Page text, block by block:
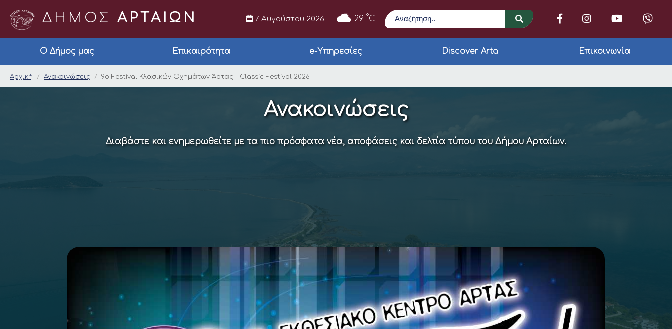
ΔΗΜΟΣ ΑΡΤΑΙΩΝ 7 Αυγούστου 2026 29 °C
Αναζήτηση
Ο Δήμος μας Επικαιρότητα e-Υπηρεσίες Discover Arta Επικοινωνία
9ο Festival Κλασικών Οχημάτων Άρτας – Classic Festival 2026
Αρχική Ανακοινώσεις 9ο Festival Κλασικών Οχημάτων Άρτας – Classic Festival 2026
Ανακοινώσεις
Διαβάστε και ενημερωθείτε με τα πιο πρόσφατα νέα, αποφάσεις και δελτία τύπου του Δήμου Αρταίων.